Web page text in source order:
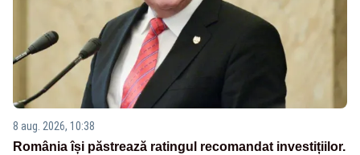
8 aug. 2026, 10:38
România își păstrează ratingul recomandat investițiilor.